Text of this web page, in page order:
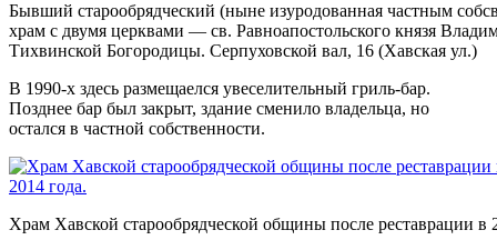
Бывший старообрядческий (ныне изуродованная частным
храм с двумя церквами — св. Равноапостольского князя
Тихвинской Богородицы. Серпуховской вал, 16 (Хавская ул.)
В 1990-х здесь размещаелся увеселительный гриль-бар.
Позднее бар был закрыт, здание сменило владельца, но
остался в частной собственности.
Храм Хавской старообрядческой общины после реставрации в